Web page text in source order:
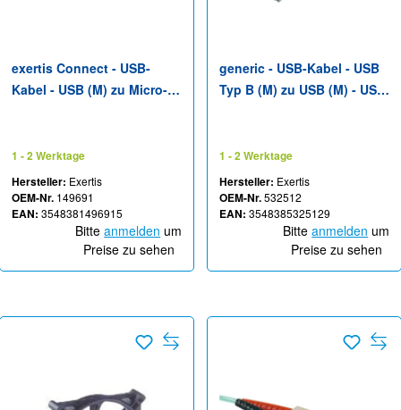
exertis Connect - USB-
Kabel - USB (M) zu Micro-
1 - 2 Werktage
Hersteller: Exertis
OEM-Nr. 149691
EAN: 3548381496915
Bitteanmelden um
Preise zu sehen
generic - USB-Kabel - USB
Typ B (M) zu USB (M) - USB
1 - 2 Werktage
Hersteller: Exertis
OEM-Nr.532512
EAN: 3548385325129
Bitteanmelden um
Preise zu sehen